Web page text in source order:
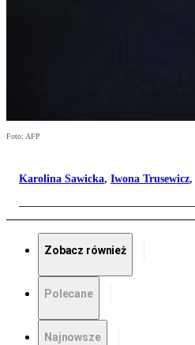
Foto: AFP
Karolina Sawicka, Iwona Trusewicz,
Zobacz również
Polecane
Najnowsze